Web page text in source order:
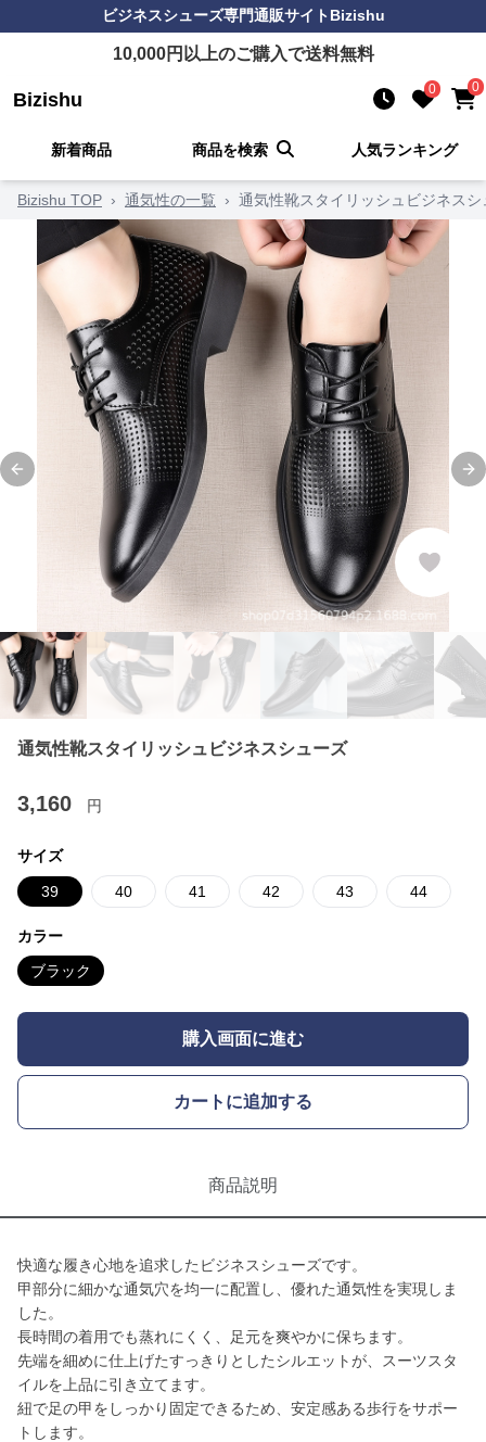
ビジネスシューズ専門通販サイトBizishu
10,000円以上のご購入で送料無料
Bizishu 0 0
新着商品 商品を検索 人気ランキング
Bizishu TOP › 通気性の一覧 › 通気性靴スタイリッシュビジネスシ
Previous slide
通気性靴スタイリッシュビジネスシューズ
3,160 円
サイズ
39 40 41 42 43 44
カラー
ブラック
購入画面に進む
カートに追加する
商品説明
快適な履き心地を追求したビジネスシューズです。
甲部分に細かな通気穴を均一に配置し、優れた通気性を実現しま
した。
長時間の着用でも蒸れにくく、足元を爽やかに保ちます。
先端を細めに仕上げたすっきりとしたシルエットが、スーツスタ
イルを上品に引き立てます。
紐で足の甲をしっかり固定できるため、安定感ある歩行をサポー
トします。